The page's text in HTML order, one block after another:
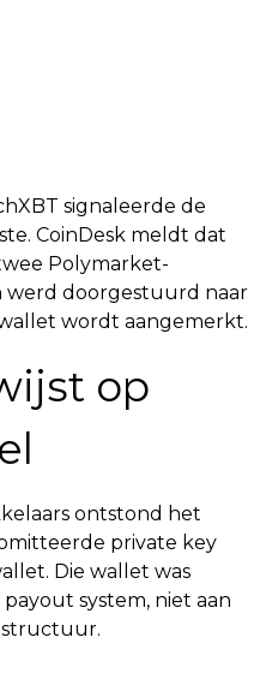
signaleerde de
CoinDesk meldt dat
Polymarket-
doorgestuurd naar
wordt aangemerkt.
op
ontstond het
private key
Die wallet was
system, niet aan